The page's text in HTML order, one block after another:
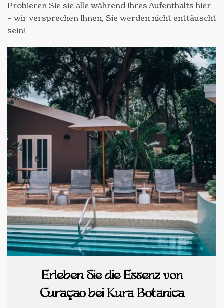
Probieren Sie sie alle während Ihres Aufenthalts hier
– wir versprechen Ihnen, Sie werden nicht enttäuscht
sein!
Erleben Sie die Essenz von
Curaçao bei Kura Botanica